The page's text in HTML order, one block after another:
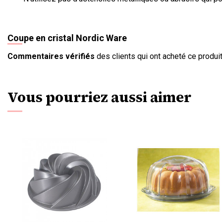
Coupe en cristal Nordic Ware
Commentaires vérifiés des clients qui ont acheté ce
Vous pourriez aussi aimer